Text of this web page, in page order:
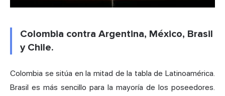
Colombia contra Argentina, México, Brasil
y Chile.
Colombia se sitúa en la mitad de la tabla de Latinoamérica.
Brasil es más sencillo para la mayoría de los poseedores.